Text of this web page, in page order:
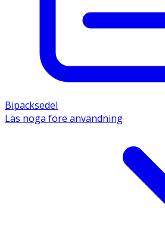
Bipacksedel
Läs noga före användning